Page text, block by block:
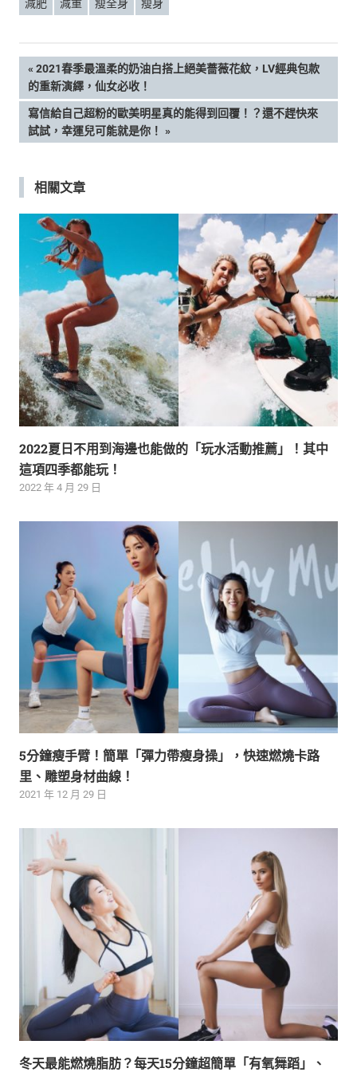
減肥 減重 瘦全身 瘦身
文
章
導
覽
PREVIOUS
POST:
2021春季最溫柔的奶油白搭上絕美薔薇花紋，LV經典包款
的重新演繹，仙女必收！
NEXT
POST:
寫信給自己超粉的歐美明星真的能得到回覆！？還不趕快來
試試，幸運兒可能就是你！
相關文章
2022夏日不用到海邊也能做的「玩水活動推薦」！其中
這項四季都能玩！
2022 年 4 月 29 日
5分鐘瘦手臂！簡單「彈力帶瘦身操」，快速燃燒卡路
里、雕塑身材曲線！
2021 年 12 月 29 日
冬天最能燃燒脂肪？每天15分鐘超簡單「有氧舞蹈」、